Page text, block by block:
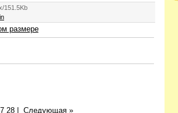
151.5Kb
размере
28 Следующая »